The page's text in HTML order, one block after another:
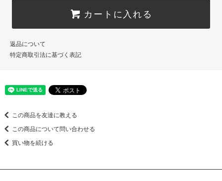
カートに入れる
返品について
特定商取引法に基づく表記
この商品を友達に教える
この商品について問い合わせる
買い物を続ける